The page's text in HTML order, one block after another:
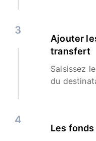
3
Ajouter
transfert
Saisissez
du
4
Les